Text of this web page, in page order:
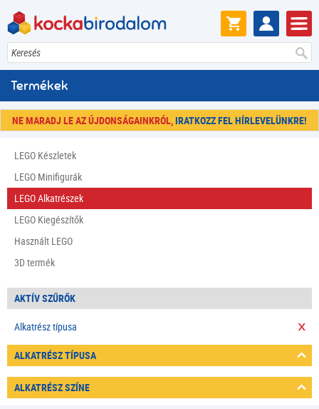
Keresés
Termékek
NE MARADJ LE AZ ÚJDONSÁGAINKRÓL, IRATKOZZ FEL HÍRLEVELÜNKRE!
LEGO Készletek
LEGO Minifigurák
LEGO Alkatrészek
LEGO Kiegészítők
Használt LEGO
3D termék
AKTÍV SZŰRŐK
Alkatrész típusa
ALKATRÉSZ TÍPUSA
ALKATRÉSZ SZÍNE